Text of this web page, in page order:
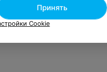
Принять
Cookie